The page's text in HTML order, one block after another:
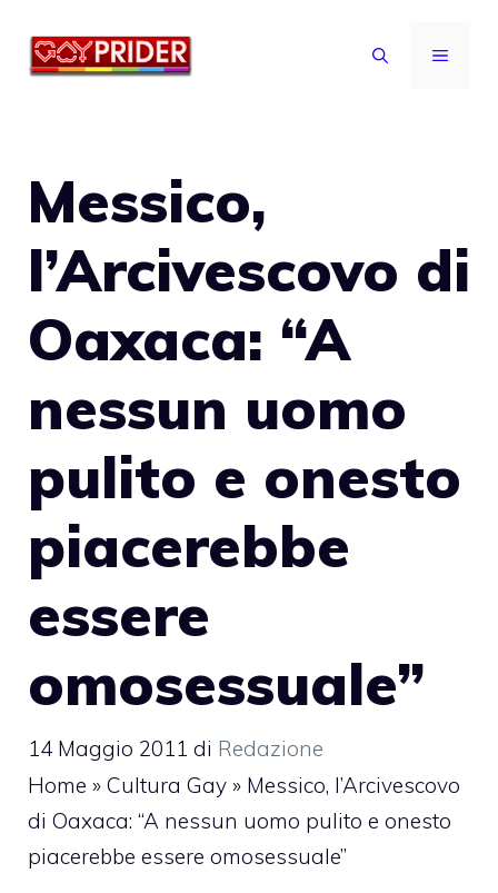
MENU
Messico,
l’Arcivescovo di
Oaxaca: “A
nessun uomo
pulito e onesto
piacerebbe
essere
omosessuale”
14 Maggio 2011 di Redazione
Home » Cultura Gay » Messico, l’Arcivescovo
di Oaxaca: “A nessun uomo pulito e onesto
piacerebbe essere omosessuale”